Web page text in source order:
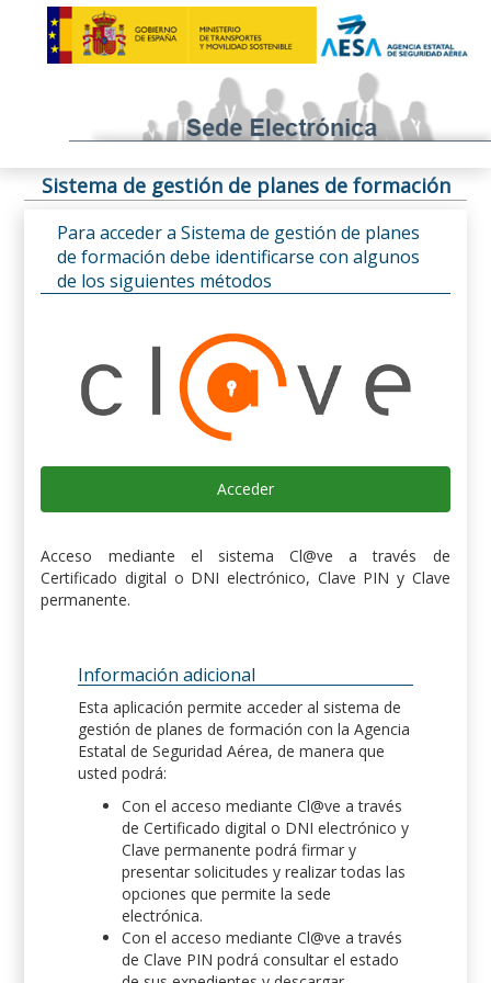
Sistema de gestión de planes de formación
Para acceder a Sistema de gestión de planes
de formación debe identificarse con algunos
de los siguientes métodos
Acceder
Acceso mediante el sistema Cl@ve a través de
Certificado digital o DNI electrónico, Clave PIN y Clave
permanente.
Información adicional
Esta aplicación permite acceder al sistema de
gestión de planes de formación con la Agencia
Estatal de Seguridad Aérea, de manera que
usted podrá:
Con el acceso mediante Cl@ve a través
de Certificado digital o DNI electrónico y
Clave permanente podrá firmar y
presentar solicitudes y realizar todas las
opciones que permite la sede
electrónica.
Con el acceso mediante Cl@ve a través
de Clave PIN podrá consultar el estado